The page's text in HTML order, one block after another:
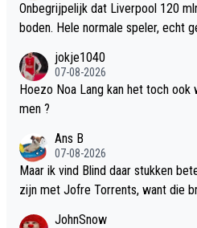
Onbegrijpelijk dat Liverpool 120
boden. Hele normale speler, echt
jokje1040
07-08-2026
Hoezo Noa Lang kan het toch
men ?
Ans B
07-08-2026
Maar ik vind Blind daar stukken
zijn met Jofre Torrents, want die
JohnSnow